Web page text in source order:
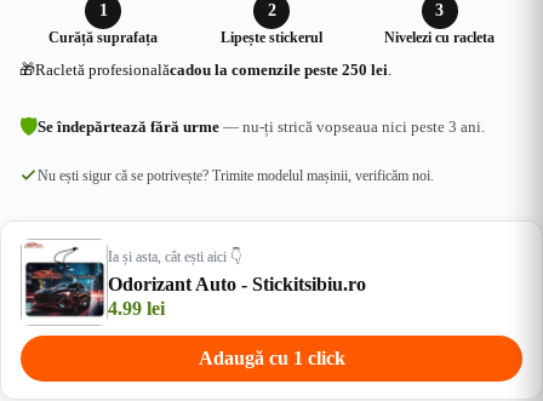
1
Curăță suprafața
2
Lipește stickerul
3
Nivelezi cu racleta
🎁Racletă profesionalăcadou la comenzile peste 250 lei.
🛡Se îndepărtează fără urme — nu-ți strică vopseaua nici peste 3 ani.
Nu ești sigur că se potrivește? Trimite modelul mașinii, verificăm noi.
Ia și asta, cât ești aici 👇
Odorizant Auto - Stickitsibiu.ro
4.99 lei
Adaugă cu 1 click